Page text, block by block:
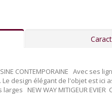
CONTEMPORAINE Avec
design élégant de l'objet est
NEW WAY MITIGEUR